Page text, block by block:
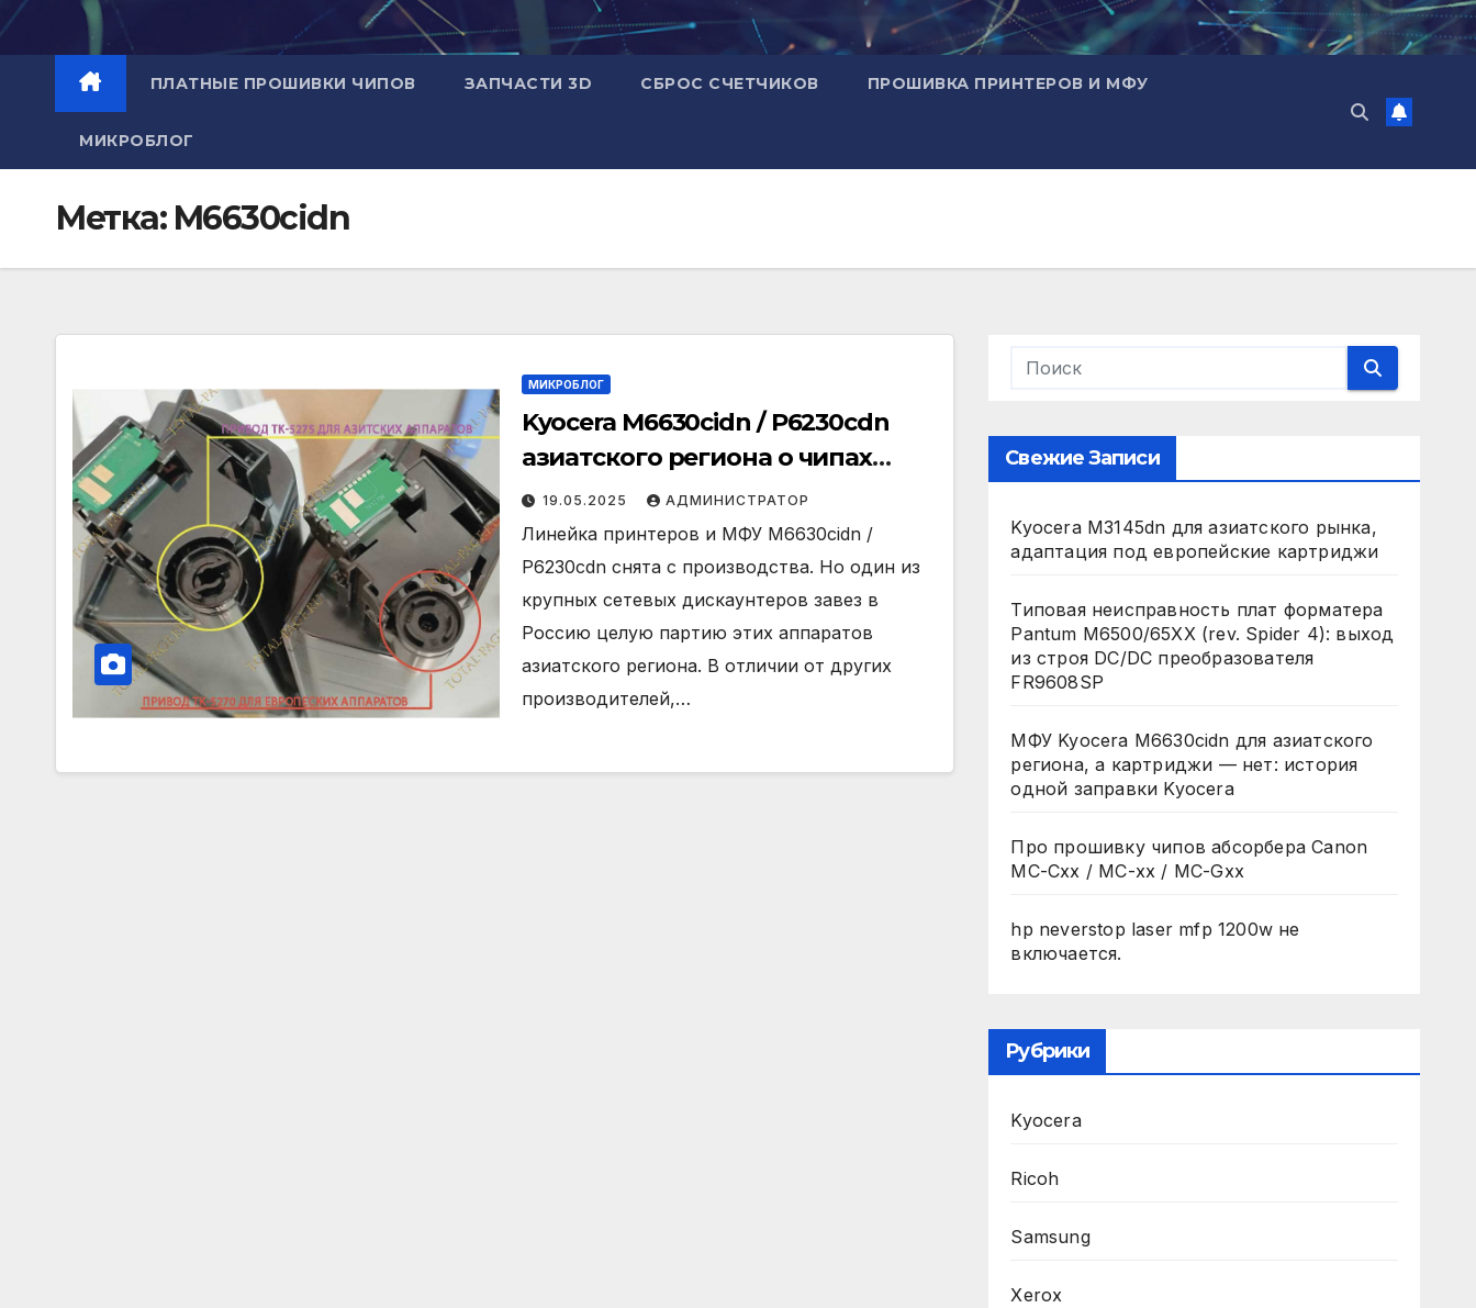
Перейти
содержимому
ПЛАТНЫЕ ПРОШИВКИ ЧИПОВ ЗАПЧАСТИ 3D СБРОС СЧЕТЧИКОВ ПРОШИВКА ПРИНТЕРОВ И МФУ
МИКРОБЛОГ
Метка: M6630cidn
МИКРОБЛОГ
Kyocera M6630cidn / P6230cdn
азиатского региона о чипах
картриджах и решении
проблем
19.05.2025 АДМИНИСТРАТОР
Линейка принтеров и МФУ M6630cidn /
P6230cdn снята с производства. Но один из
крупных сетевых дискаунтеров завез в
Россию целую партию этих аппаратов
азиатского региона. В отличии от других
производителей,…
Свежие Записи
Kyocera M3145dn для азиатского рынка,
адаптация под европейские картриджи
Типовая неисправность плат форматера
Pantum M6500/65XX (rev. Spider 4): выход
из строя DC/DC преобразователя
FR9608SP
МФУ Kyocera M6630cidn для азиатского
региона, а картриджи — нет: история
одной заправки Kyocera
Про прошивку чипов абсорбера Canon
MC-Cxx / MC-xx / MC-Gxx
hp neverstop laser mfp 1200w не
включается.
Рубрики
Kyocera
Ricoh
Samsung
Xerox